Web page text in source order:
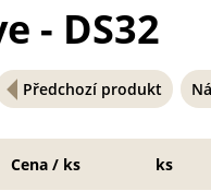
Předchozí produkt
- DS32
Cena / ks ks